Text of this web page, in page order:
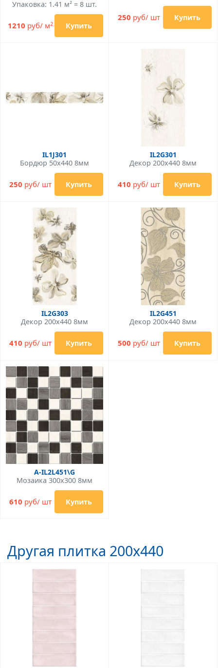
Упаковка: 1.41 м² = 8 шт.
1210 руб/ м2 Купить
250 руб/ шт Купить
IL1J301
Бордюр 50x440 8мм
250 руб/ шт Купить
IL2G301
Декор 200x440 8мм
410 руб/ шт Купить
IL2G303
Декор 200x440 8мм
410 руб/ шт Купить
IL2G451
Декор 200x440 8мм
500 руб/ шт Купить
A-IL2L451\G
Мозаика 300x300 8мм
610 руб/ шт Купить
Другая плитка 200x440